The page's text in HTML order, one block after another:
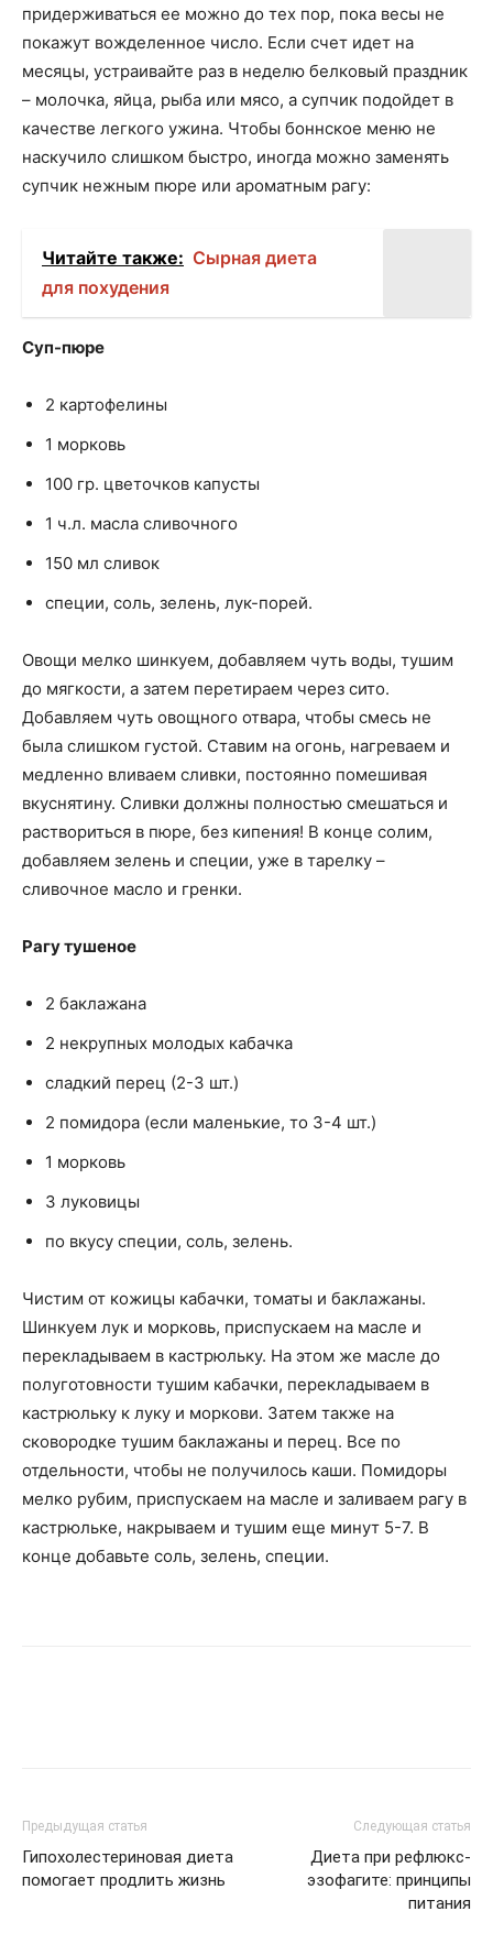
придерживаться ее можно до тех пор, пока весы не
покажут вожделенное число. Если счет идет на
месяцы, устраивайте раз в неделю белковый праздник
– молочка, яйца, рыба или мясо, а супчик подойдет в
качестве легкого ужина. Чтобы боннское меню не
наскучило слишком быстро, иногда можно заменять
супчик нежным пюре или ароматным рагу:
Читайте также: Сырная диета
для похудения
Суп-пюре
2 картофелины
1 морковь
100 гр. цветочков капусты
1 ч.л. масла сливочного
150 мл сливок
специи, соль, зелень, лук-порей.
Овощи мелко шинкуем, добавляем чуть воды, тушим
до мягкости, а затем перетираем через сито.
Добавляем чуть овощного отвара, чтобы смесь не
была слишком густой. Ставим на огонь, нагреваем и
медленно вливаем сливки, постоянно помешивая
вкуснятину. Сливки должны полностью смешаться и
раствориться в пюре, без кипения! В конце солим,
добавляем зелень и специи, уже в тарелку –
сливочное масло и гренки.
Рагу тушеное
2 баклажана
2 некрупных молодых кабачка
сладкий перец (2-3 шт.)
2 помидора (если маленькие, то 3-4 шт.)
1 морковь
3 луковицы
по вкусу специи, соль, зелень.
Чистим от кожицы кабачки, томаты и баклажаны.
Шинкуем лук и морковь, приспускаем на масле и
перекладываем в кастрюльку. На этом же масле до
полуготовности тушим кабачки, перекладываем в
кастрюльку к луку и моркови. Затем также на
сковородке тушим баклажаны и перец. Все по
отдельности, чтобы не получилось каши. Помидоры
мелко рубим, приспускаем на масле и заливаем рагу в
кастрюльке, накрываем и тушим еще минут 5-7. В
конце добавьте соль, зелень, специи.
Предыдущая статья
Гипохолестериновая диета
помогает продлить жизнь
Следующая статья
Диета при рефлюкс-
эзофагите: принципы
питания